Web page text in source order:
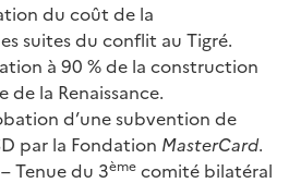
du coût de la
suites du conflit au Tigré.
à 90 % de la construction
de la Renaissance.
d’une subvention de
par la Fondation MasterCard.
– Tenue du 3ème comité bilatéral